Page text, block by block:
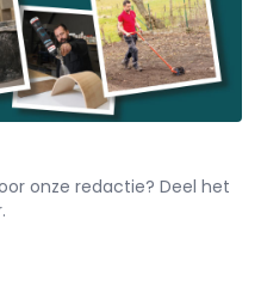
onze redactie? Deel het